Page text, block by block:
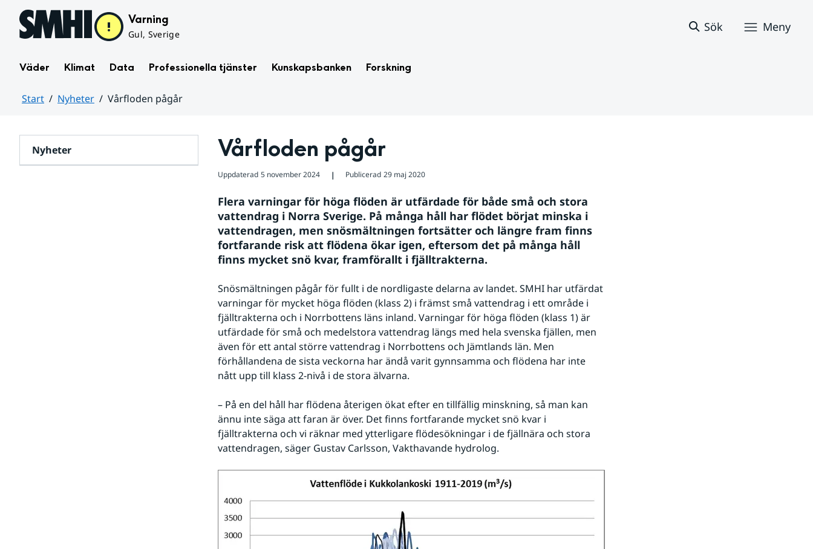
Hoppa till sidans innehåll Varning
Gul, Sverige
Sök Meny
Väder Klimat Data Professionella tjänster Kunskapsbanken Forskning
Start Nyheter
Vårfloden pågår
Nyheter Vårfloden pågår
Uppdaterad 5 november 2024 ❘ Publicerad 29 maj 2020
Flera varningar för höga flöden är utfärdade för både små och stora
vattendrag i Norra Sverige. På många håll har flödet börjat minska i
vattendragen, men snösmältningen fortsätter och längre fram finns
fortfarande risk att flödena ökar igen, eftersom det på många håll
finns mycket snö kvar, framförallt i fjälltrakterna.
Snösmältningen pågår för fullt i de nordligaste delarna av landet. SMHI har utfärdat
varningar för mycket höga flöden (klass 2) i främst små vattendrag i ett område i
fjälltrakterna och i Norrbottens läns inland. Varningar för höga flöden (klass 1) är
utfärdade för små och medelstora vattendrag längs med hela svenska fjällen, men
även för ett antal större vattendrag i Norrbottens och Jämtlands län. Men
förhållandena de sista veckorna har ändå varit gynnsamma och flödena har inte
nått upp till klass 2-nivå i de stora älvarna.
– På en del håll har flödena återigen ökat efter en tillfällig minskning, så man kan
ännu inte säga att faran är över. Det finns fortfarande mycket snö kvar i
fjälltrakterna och vi räknar med ytterligare flödesökningar i de fjällnära och stora
vattendragen, säger Gustav Carlsson, Vakthavande hydrolog.